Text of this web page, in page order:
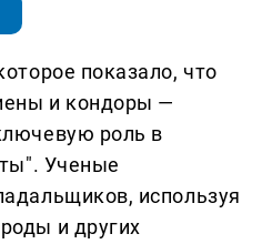
показало, что
и кондоры —
роль в
Ученые
используя
и других